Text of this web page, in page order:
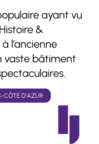
ayant vu
&
l’ancienne
vaste bâtiment
CÔTE D'AZUR